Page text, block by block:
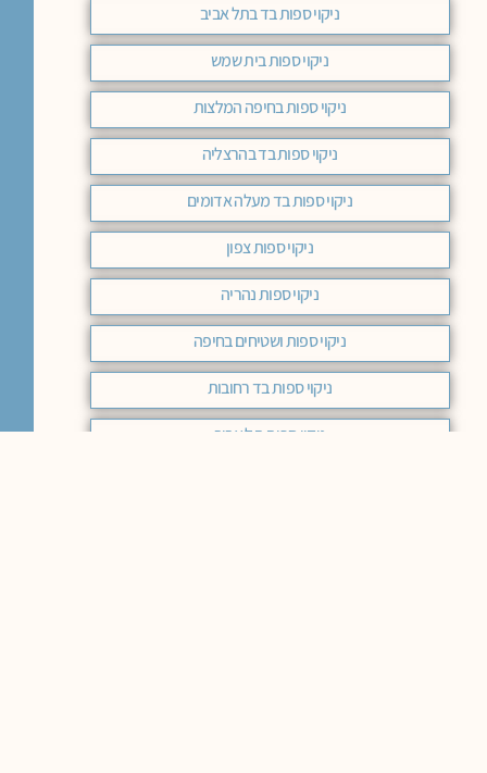
ניקוי ספות בד בתל אביב
ניקוי ספות בית שמש
ניקוי ספות בחיפה המלצות
ניקוי ספות בד בהרצליה
ניקוי ספות בד מעלה אדומים
ניקוי ספות צפון
ניקוי ספות נהריה
ניקוי ספות ושטיחים בחיפה
ניקוי ספות בד רחובות
ניקוי ספות תל אביב